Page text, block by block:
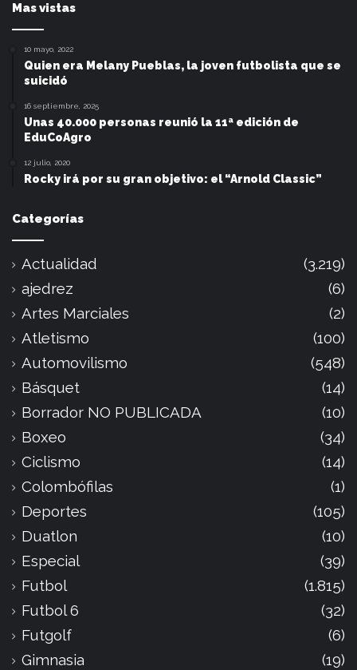
Mas vistas
10 mayo, 2022
Quien era Melany Pueblas, la joven futbolista que se
suicidó
16 septiembre, 2025
Unas 40.000 personas reunió la 11ª edición de
EduCoAgro
12 julio, 2020
Rocky irá por su gran objetivo: el “Arnold Classic”
Categorías
Actualidad
(3.219)
ajedrez
(6)
Artes Marciales
(2)
Atletismo
(100)
Automovilismo
(548)
Básquet
(14)
Borrador NO PUBLICADA
(10)
Boxeo
(34)
Ciclismo
(14)
Colombófilas
(1)
Deportes
(105)
Duatlon
(10)
Especial
(39)
Futbol
(1.815)
Futbol 6
(32)
Futgolf
(6)
Gimnasia
(19)